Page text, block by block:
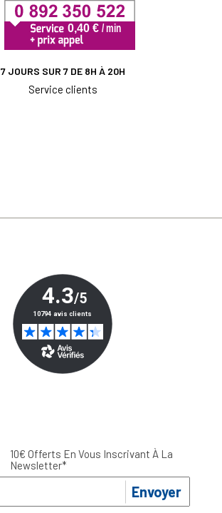
7 JOURS SUR 7 DE 8H À 20H
Service clients
10€ Offerts En Vous Inscrivant À La
Newsletter*
Envoyer